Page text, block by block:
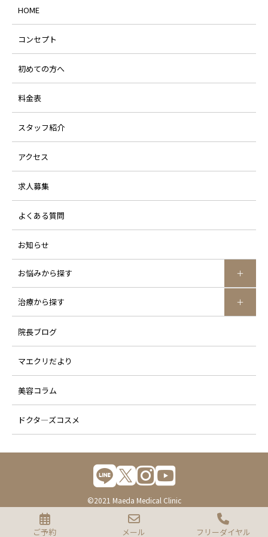
HOME
コンセプト
初めての方へ
料金表
スタッフ紹介
アクセス
求人募集
よくある質問
お知らせ
お悩みから探す
治療から探す
院長ブログ
マエクリだより
美容コラム
ドクタ―ズコスメ
©2021 Maeda Medical Clinic
ご予約 メール フリーダイヤル